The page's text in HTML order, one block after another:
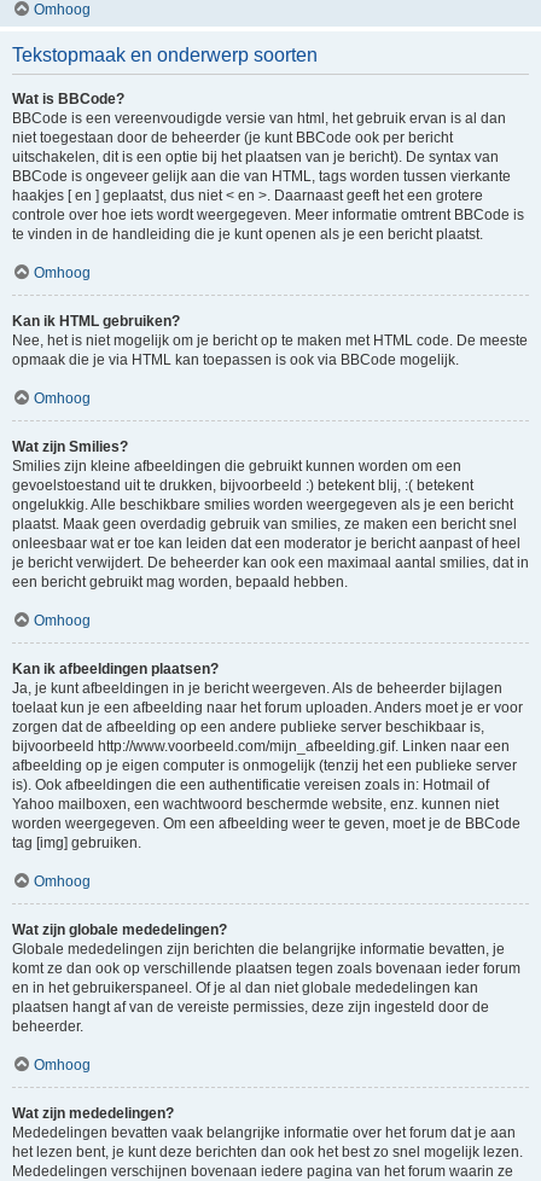
Omhoog
Tekstopmaak en onderwerp soorten
Wat is BBCode?
BBCode is een vereenvoudigde versie van html, het gebruik ervan is al dan
niet toegestaan door de beheerder (je kunt BBCode ook per bericht
uitschakelen, dit is een optie bij het plaatsen van je bericht). De syntax van
BBCode is ongeveer gelijk aan die van HTML, tags worden tussen vierkante
haakjes [ en ] geplaatst, dus niet < en >. Daarnaast geeft het een grotere
controle over hoe iets wordt weergegeven. Meer informatie omtrent BBCode is
te vinden in de handleiding die je kunt openen als je een bericht plaatst.
Omhoog
Kan ik HTML gebruiken?
Nee, het is niet mogelijk om je bericht op te maken met HTML code. De meeste
opmaak die je via HTML kan toepassen is ook via BBCode mogelijk.
Omhoog
Wat zijn Smilies?
Smilies zijn kleine afbeeldingen die gebruikt kunnen worden om een
gevoelstoestand uit te drukken, bijvoorbeeld :) betekent blij, :( betekent
ongelukkig. Alle beschikbare smilies worden weergegeven als je een bericht
plaatst. Maak geen overdadig gebruik van smilies, ze maken een bericht snel
onleesbaar wat er toe kan leiden dat een moderator je bericht aanpast of heel
je bericht verwijdert. De beheerder kan ook een maximaal aantal smilies, dat in
een bericht gebruikt mag worden, bepaald hebben.
Omhoog
Kan ik afbeeldingen plaatsen?
Ja, je kunt afbeeldingen in je bericht weergeven. Als de beheerder bijlagen
toelaat kun je een afbeelding naar het forum uploaden. Anders moet je er voor
zorgen dat de afbeelding op een andere publieke server beschikbaar is,
bijvoorbeeld http://www.voorbeeld.com/mijn_afbeelding.gif. Linken naar een
afbeelding op je eigen computer is onmogelijk (tenzij het een publieke server
is). Ook afbeeldingen die een authentificatie vereisen zoals in: Hotmail of
Yahoo mailboxen, een wachtwoord beschermde website, enz. kunnen niet
worden weergegeven. Om een afbeelding weer te geven, moet je de BBCode
tag [img] gebruiken.
Omhoog
Wat zijn globale mededelingen?
Globale mededelingen zijn berichten die belangrijke informatie bevatten, je
komt ze dan ook op verschillende plaatsen tegen zoals bovenaan ieder forum
en in het gebruikerspaneel. Of je al dan niet globale mededelingen kan
plaatsen hangt af van de vereiste permissies, deze zijn ingesteld door de
beheerder.
Omhoog
Wat zijn mededelingen?
Mededelingen bevatten vaak belangrijke informatie over het forum dat je aan
het lezen bent, je kunt deze berichten dan ook het best zo snel mogelijk lezen.
Mededelingen verschijnen bovenaan iedere pagina van het forum waarin ze